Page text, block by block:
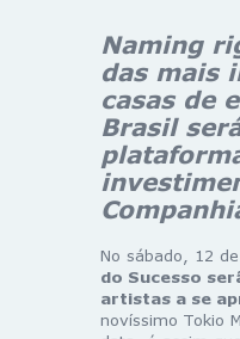
Naming
das mais
casas de
Brasil
No sábado, 12
do Sucesso
artistas a se
novíssimo Tokio